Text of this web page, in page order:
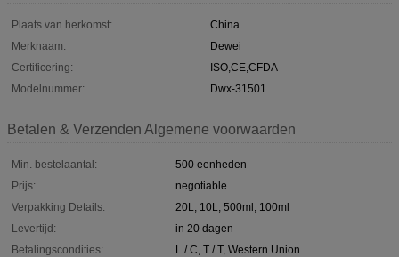
Plaats van herkomst:
China
Merknaam:
Dewei
Certificering:
ISO,CE,CFDA
Modelnummer:
Dwx-31501
Betalen & Verzenden Algemene voorwaarden
Min. bestelaantal:
500 eenheden
Prijs:
negotiable
Verpakking Details:
20L, 10L, 500ml, 100ml
Levertijd:
in 20 dagen
Betalingscondities:
L / C, T / T, Western Union